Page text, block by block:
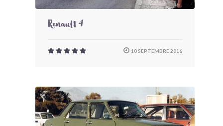
Renault 4
10 SEPTEMBRE 2016